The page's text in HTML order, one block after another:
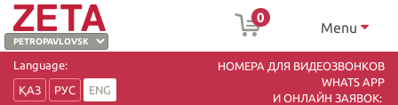
0
Menu
Language:
ҚАЗ
РУС
ENG
НОМЕРА ДЛЯ ВИДЕОЗВОНКОВ
WHATS APP
И ОНЛАЙН ЗАЯВОК: